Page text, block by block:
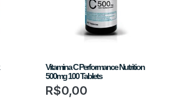
Vitamina C Performance Nutrition
500mg 100 Tablets
R$0,00